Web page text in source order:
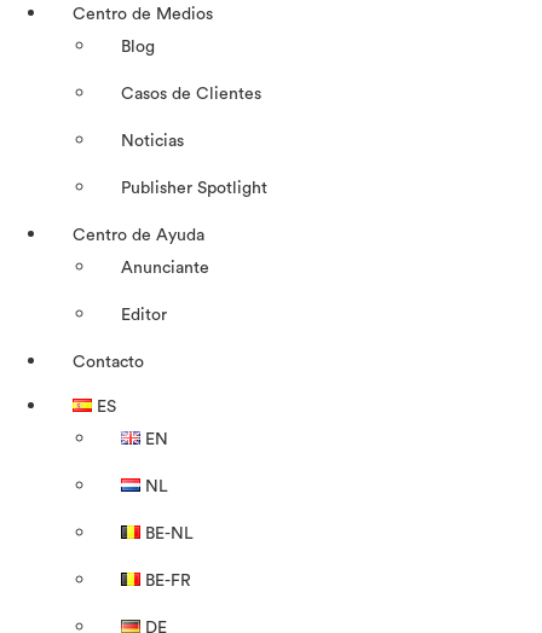
Centro de Medios
Blog
Casos de Clientes
Noticias
Publisher Spotlight
Centro de Ayuda
Anunciante
Editor
Contacto
ES
EN
NL
BE-NL
BE-FR
DE